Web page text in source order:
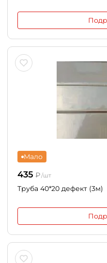
Мало
435 ₽/шт
Труба 40*20 дефект (3м)